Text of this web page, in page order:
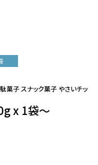
菓子 スナック菓子 やさいチッ
x 1袋～